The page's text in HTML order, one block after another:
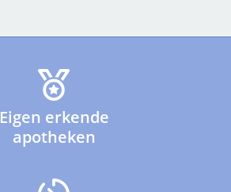
Eigen erkende
apotheken